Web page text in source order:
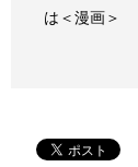
は＜漫画＞